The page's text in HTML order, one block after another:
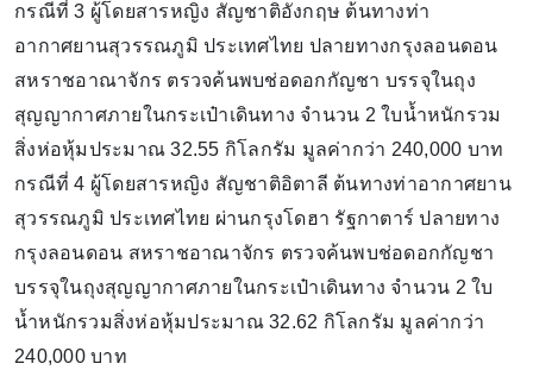
กรณีที่ 3 ผู้โดยสารหญิง สัญชาติอังกฤษ ต้นทางท่า
อากาศยานสุวรรณภูมิ ประเทศไทย ปลายทางกรุงลอนดอน
สหราชอาณาจักร ตรวจค้นพบช่อดอกกัญชา บรรจุในถุง
สุญญากาศภายในกระเป๋าเดินทาง จำนวน 2 ใบน้ำหนักรวม
สิ่งห่อหุ้มประมาณ 32.55 กิโลกรัม มูลค่ากว่า 240,000 บาท
กรณีที่ 4 ผู้โดยสารหญิง สัญชาติอิตาลี ต้นทางท่าอากาศยาน
สุวรรณภูมิ ประเทศไทย ผ่านกรุงโดฮา รัฐกาตาร์ ปลายทาง
กรุงลอนดอน สหราชอาณาจักร ตรวจค้นพบช่อดอกกัญชา
บรรจุในถุงสุญญากาศภายในกระเป๋าเดินทาง จำนวน 2 ใบ
น้ำหนักรวมสิ่งห่อหุ้มประมาณ 32.62 กิโลกรัม มูลค่ากว่า
240,000 บาท